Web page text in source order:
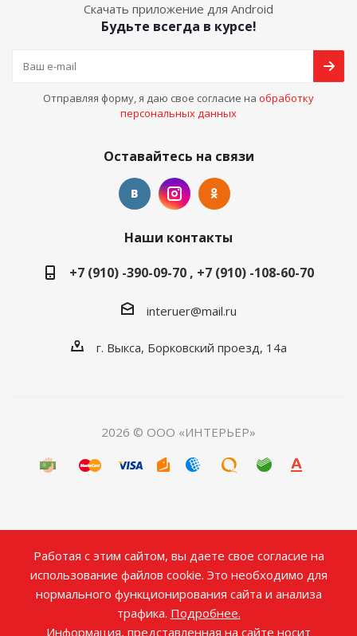
Скачать приложение для Android
Будьте всегда в курсе!
Отправляя форму, я даю свое согласие на обработку
персональных данных
Оставайтесь на связи
Наши контакты
+7 (910) -390-09-70 , +7 (910) -108-60-70
interuer@mail.ru
г. Выкса, Борковский проезд, 14а
2026 © ООО «ИНТЕРЬЕР»
Работая с этим сайтом, вы даете свое согласие на
использование файлов cookie. Это необходимо для
нормального функционирования сайта и анализа
трафика. Подробнее.
Информация, представленная на сайте носит